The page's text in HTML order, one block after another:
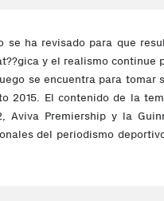
ha revisado para que
y el realismo
se encuentra para tomar
El contenido de la
Premiership y la
del periodismo